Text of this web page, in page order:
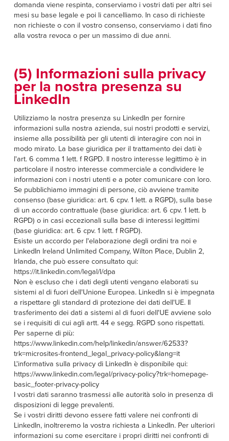
domanda viene respinta, conserviamo i vostri dati per altri sei
mesi su base legale e poi li cancelliamo. In caso di richieste
non richieste o con il vostro consenso, conserviamo i dati fino
alla vostra revoca o per un massimo di due anni.
(5) Informazioni sulla privacy
per la nostra presenza su
LinkedIn
Utilizziamo la nostra presenza su LinkedIn per fornire
informazioni sulla nostra azienda, sui nostri prodotti e servizi,
insieme alla possibilità per gli utenti di interagire con noi in
modo mirato. La base giuridica per il trattamento dei dati è
l'art. 6 comma 1 lett. f RGPD. Il nostro interesse legittimo è in
particolare il nostro interesse commerciale a condividere le
informazioni con i nostri utenti e a poter comunicare con loro.
Se pubblichiamo immagini di persone, ciò avviene tramite
consenso (base giuridica: art. 6 cpv. 1 lett. a RGPD), sulla base
di un accordo contrattuale (base giuridica: art. 6 cpv. 1 lett. b
RGPD) o in casi eccezionali sulla base di interessi legittimi
(base giuridica: art. 6 cpv. 1 lett. f RGPD).
Esiste un accordo per l'elaborazione degli ordini tra noi e
LinkedIn Ireland Unlimited Company, Wilton Place, Dublin 2,
Irlanda, che può essere consultato qui:
https://it.linkedin.com/legal/l/dpa
Non è escluso che i dati degli utenti vengano elaborati su
sistemi al di fuori dell'Unione Europea. LinkedIn si è impegnata
a rispettare gli standard di protezione dei dati dell'UE. Il
trasferimento dei dati a sistemi al di fuori dell'UE avviene solo
se i requisiti di cui agli artt. 44 e segg. RGPD sono rispettati.
Per saperne di più:
https://www.linkedin.com/help/linkedin/answer/62533?
trk=microsites-frontend_legal_privacy-policy&lang=it
L'informativa sulla privacy di LinkedIn è disponibile qui:
https://www.linkedin.com/legal/privacy-policy?trk=homepage-
basic_footer-privacy-policy
I vostri dati saranno trasmessi alle autorità solo in presenza di
disposizioni di legge prevalenti.
Se i vostri diritti devono essere fatti valere nei confronti di
LinkedIn, inoltreremo la vostra richiesta a LinkedIn. Per ulteriori
informazioni su come esercitare i propri diritti nei confronti di